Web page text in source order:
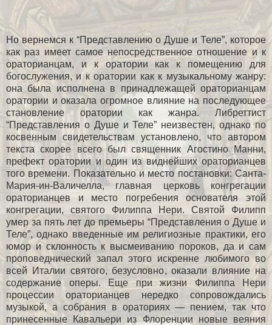
Но вернемся к “Представлению о Душе и Теле”, которое
как раз имеет самое непосредственное отношение и к
ораторианцам, и к оратории как к помещению для
богослужения, и к оратории как к музыкальному жанру:
она была исполнена в принадлежащей ораторианцам
оратории и оказала огромное влияние на последующее
становление оратории как жанра. Либреттист
“Представления о Душе и Теле” неизвестен, однако по
косвенным свидетельствам установлено, что автором
текста скорее всего был священник Агостино Манни,
префект оратории и один из виднейших ораторианцев
того времени. Показательно и место постановки: Санта-
Мария-ин-Валичелла, главная церковь конгрегации
ораторианцев и место погребения основателя этой
конгрегации, святого Филиппа Нери. Святой Филипп
умер за пять лет до премьеры “Представления о Душе и
Теле”, однако введенные им религиозные практики, его
юмор и склонность к высмеиванию пороков, да и сам
проповеднический запал этого искренне любимого во
всей Италии святого, безусловно, оказали влияние на
содержание оперы. Еще при жизни Филиппа Нери
процессии ораторианцев нередко сопровождались
музыкой, а собрания в ораториях — пением, так что
принесенные Кавальери из Флоренции новые веяния